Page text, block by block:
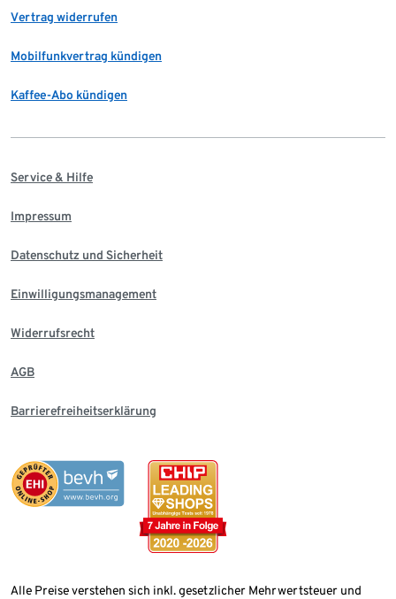
Vertrag widerrufen
Mobilfunkvertrag kündigen
Kaffee-Abo kündigen
Service & Hilfe
Impressum
Datenschutz und Sicherheit
Einwilligungsmanagement
Widerrufsrecht
AGB
Barrierefreiheitserklärung
Alle Preise verstehen sich inkl. gesetzlicher Mehrwertsteuer und